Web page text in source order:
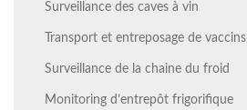
Surveillance des caves à vin
Transport et entreposage de vaccins
Surveillance de la chaine du froid
Monitoring d’entrepôt frigorifique